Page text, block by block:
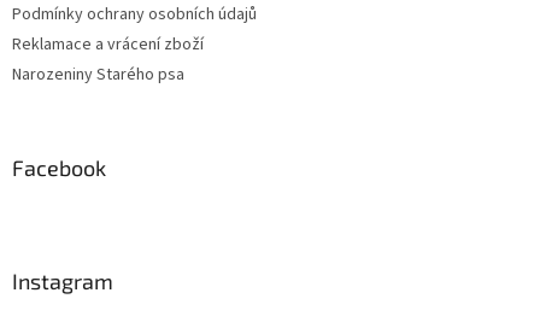
Podmínky ochrany osobních údajů
Reklamace a vrácení zboží
Narozeniny Starého psa
Facebook
Instagram